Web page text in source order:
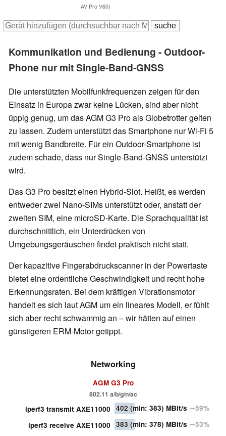
AV Pro V60)
Kommunikation und Bedienung - Outdoor-
Phone nur mit Single-Band-GNSS
Die unterstützten Mobilfunkfrequenzen zeigen für den
Einsatz in Europa zwar keine Lücken, sind aber nicht
üppig genug, um das AGM G3 Pro als Globetrotter gelten
zu lassen. Zudem unterstützt das Smartphone nur Wi-Fi 5
mit wenig Bandbreite. Für ein Outdoor-Smartphone ist
zudem schade, dass nur Single-Band-GNSS unterstützt
wird.
Das G3 Pro besitzt einen Hybrid-Slot. Heißt, es werden
entweder zwei Nano-SIMs unterstützt oder, anstatt der
zweiten SIM, eine microSD-Karte. Die Sprachqualität ist
durchschnittlich, ein Unterdrücken von
Umgebungsgeräuschen findet praktisch nicht statt.
Der kapazitive Fingerabdruckscanner in der Powertaste
bietet eine ordentliche Geschwindigkeit und recht hohe
Erkennungsraten. Bei dem kräftigen Vibrationsmotor
handelt es sich laut AGM um ein lineares Modell, er fühlt
sich aber recht schwammig an – wir hätten auf einen
günstigeren ERM-Motor getippt.
Networking
AGM G3 Pro
802.11 a/b/g/n/ac
iperf3 transmit AXE11000 402 (min: 383) MBit/s ∼59%
iperf3 receive AXE11000
383 (min: 378) MBit/s ∼53%